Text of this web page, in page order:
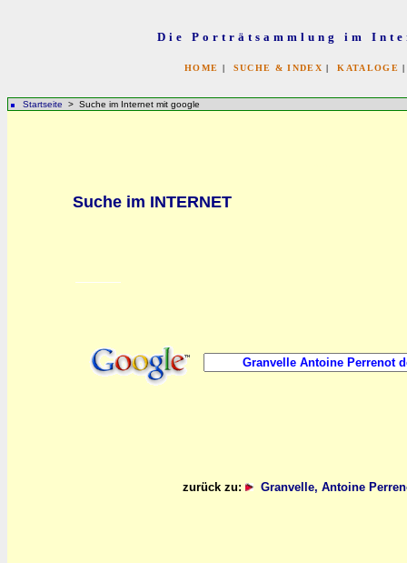
Die Porträtsammlung im
HOME | SUCHE & INDEX |KATALOGE
Startseite > Suche im Internet mit google
Suche im INTERNET
zurück zu: Granvelle, Antoine